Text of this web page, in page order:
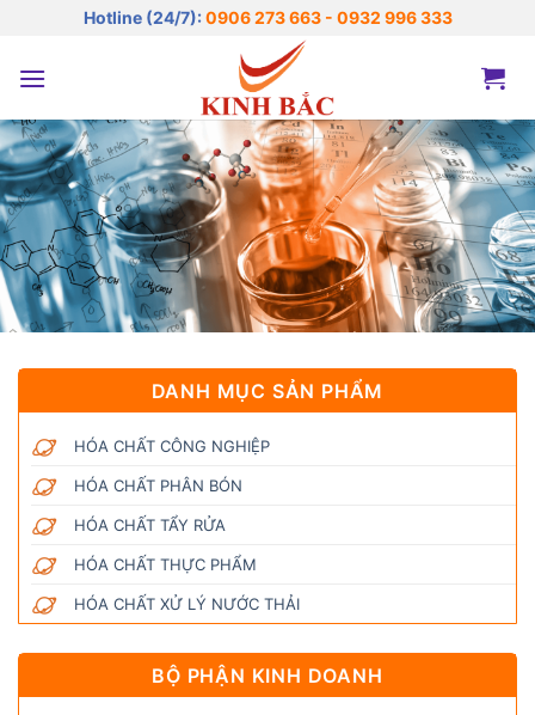
nội
Hotline (24/7): 0906 273 663 - 0932 996 333
DANH MỤC SẢN PHẨM
HÓA CHẤT CÔNG NGHIỆP
HÓA CHẤT PHÂN BÓN
HÓA CHẤT TẨY RỬA
HÓA CHẤT THỰC PHẨM
HÓA CHẤT XỬ LÝ NƯỚC THẢI
BỘ PHẬN KINH DOANH